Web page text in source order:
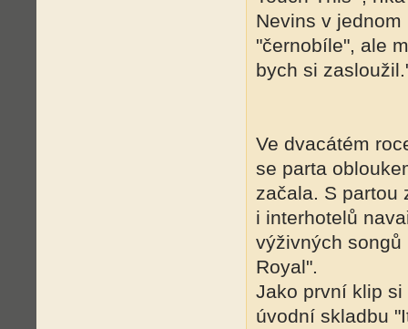
Nevins v
"černobíle", ale
bych si
Ve dvacátém
se parta
začala. S partou
i interhotelů
výživných songů
Royal".
Jako první klip si
úvodní skladbu